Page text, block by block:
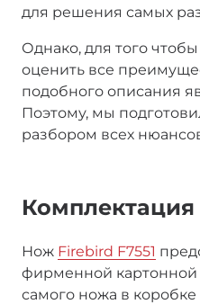
для решения самых
Однако, для того
оценить все
подобного описания
Поэтому, мы
разбором всех
Комплектация
Нож Firebird F7551
фирменной
самого ножа в коробке